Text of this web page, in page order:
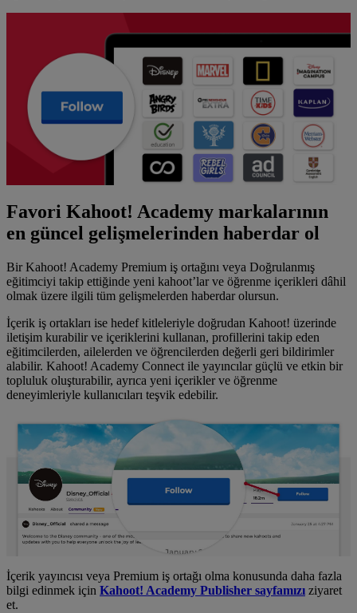
Favori Kahoot! Academy markalarının
en güncel gelişmelerinden haberdar ol
Bir Kahoot! Academy Premium iş ortağını veya Doğrulanmış
eğitimciyi takip ettiğinde yeni kahoot’lar ve öğrenme içerikleri dâhil
olmak üzere ilgili tüm gelişmelerden haberdar olursun.
İçerik iş ortakları ise hedef kitleleriyle doğrudan Kahoot! üzerinde
iletişim kurabilir ve içeriklerini kullanan, profillerini takip eden
eğitimcilerden, ailelerden ve öğrencilerden değerli geri bildirimler
alabilir. Kahoot! Academy Connect ile yayıncılar güçlü ve etkin bir
topluluk oluşturabilir, ayrıca yeni içerikler ve öğrenme
deneyimleriyle kullanıcıları teşvik edebilir.
İçerik yayıncısı veya Premium iş ortağı olma konusunda daha fazla
bilgi edinmek için Kahoot! Academy Publisher sayfamızı ziyaret
et.